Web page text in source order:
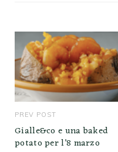
PREV POST
Gialle&co e una baked
potato per l’8 marzo